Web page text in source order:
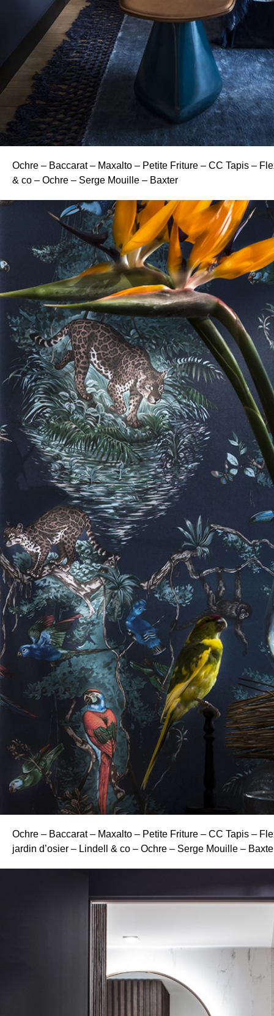
Ochre – Baccarat – Maxalto – Petite Friture – CC Tapis –
& co – Ochre – Serge Mouille – Baxter
Ochre – Baccarat – Maxalto – Petite Friture – CC Tapis –
jardin d’osier – Lindell & co – Ochre – Serge Mouille –